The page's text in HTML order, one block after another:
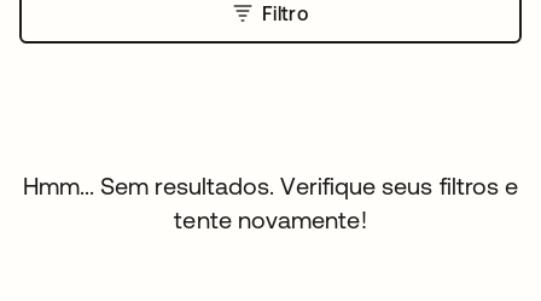
Filtro
Hmm... Sem resultados. Verifique seus filtros e
tente novamente!